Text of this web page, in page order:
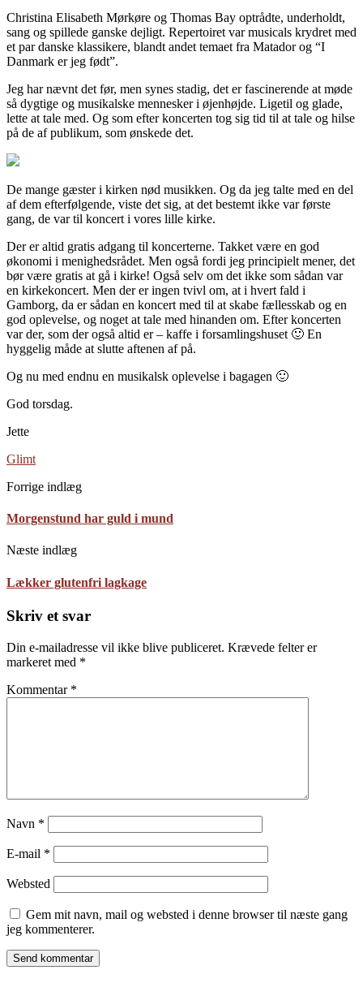
Christina Elisabeth Mørkøre og Thomas Bay optrådte, underholdt,
sang og spillede ganske dejligt. Repertoiret var musicals krydret med
et par danske klassikere, blandt andet temaet fra Matador og “I
Danmark er jeg født”.
Jeg har nævnt det før, men synes stadig, det er fascinerende at møde
så dygtige og musikalske mennesker i øjenhøjde. Ligetil og glade,
lette at tale med. Og som efter koncerten tog sig tid til at tale og hilse
på de af publikum, som ønskede det.
De mange gæster i kirken nød musikken. Og da jeg talte med en del
af dem efterfølgende, viste det sig, at det bestemt ikke var første
gang, de var til koncert i vores lille kirke.
Der er altid gratis adgang til koncerterne. Takket være en god
økonomi i menighedsrådet. Men også fordi jeg principielt mener, det
bør være gratis at gå i kirke! Også selv om det ikke som sådan var
en kirkekoncert. Men der er ingen tvivl om, at i hvert fald i
Gamborg, da er sådan en koncert med til at skabe fællesskab og en
god oplevelse, og noget at tale med hinanden om. Efter koncerten
var der, som der også altid er – kaffe i forsamlingshuset 🙂 En
hyggelig måde at slutte aftenen af på.
Og nu med endnu en musikalsk oplevelse i bagagen 🙂
God torsdag.
Jette
Glimt
Forrige indlæg
Morgenstund har guld i mund
Næste indlæg
Lækker glutenfri lagkage
Skriv et svar
Din e-mailadresse vil ikke blive publiceret. Krævede felter er
markeret med *
Kommentar *
Navn *
E-mail *
Websted
Gem mit navn, mail og websted i denne browser til næste gang
jeg kommenterer.